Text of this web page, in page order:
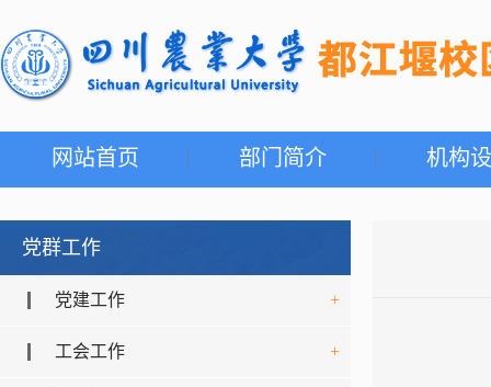
网站首页 部门简介 机构
党群工作
党建工作 +
工会工作 +